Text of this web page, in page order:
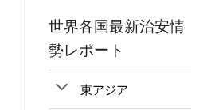
世界各国最新治安情
勢レポート
東アジア